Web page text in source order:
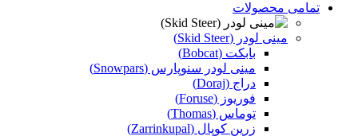
تمامی محصولات
مینی لودر (Skid Steer)
بابکت (Bobcat)
مینی لودر سنوپارس (Snowpars)
دراج (Doraj)
فوریوز (Foruse)
توماس (Thomas)
زرین کوپال (Zarrinkupal)